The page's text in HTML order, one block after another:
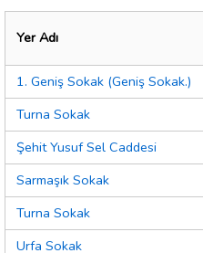
Yer Adı
1. Geniş Sokak (Geniş Sokak.)
Turna Sokak
Şehit Yusuf Sel Caddesi
Sarmaşık Sokak
Turna Sokak
Urfa Sokak